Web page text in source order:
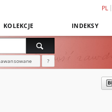
PL
KOLEKCJE INDEKSY
?